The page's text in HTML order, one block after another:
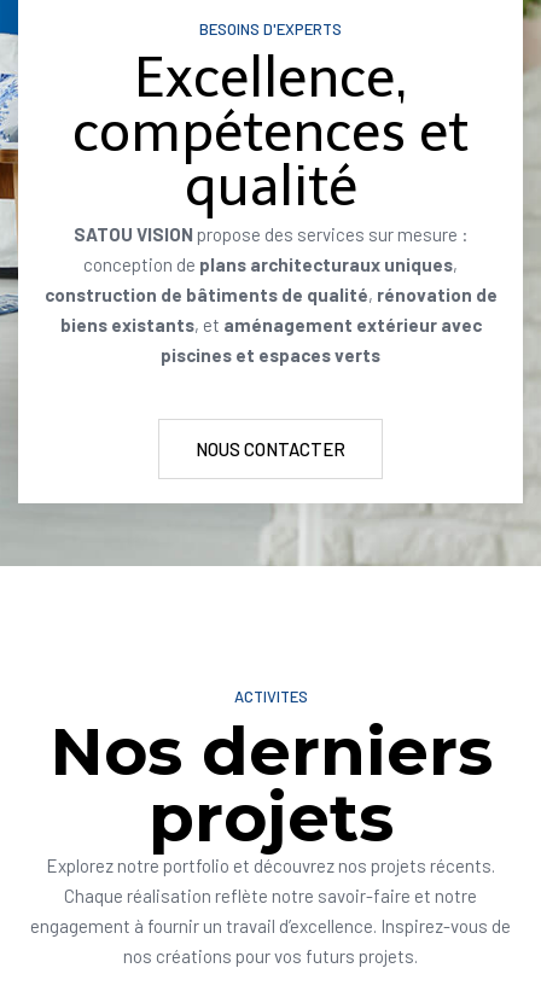
BESOINS D'EXPERTS
Excellence,
compétences et
qualité
SATOU VISION propose des services sur mesure :
conception de plans architecturaux uniques,
construction de bâtiments de qualité, rénovation de
biens existants, et aménagement extérieur avec
piscines et espaces verts
NOUS CONTACTER
ACTIVITES
Nos derniers
projets
Explorez notre portfolio et découvrez nos projets récents.
Chaque réalisation reflète notre savoir-faire et notre
engagement à fournir un travail d’excellence. Inspirez-vous de
nos créations pour vos futurs projets.